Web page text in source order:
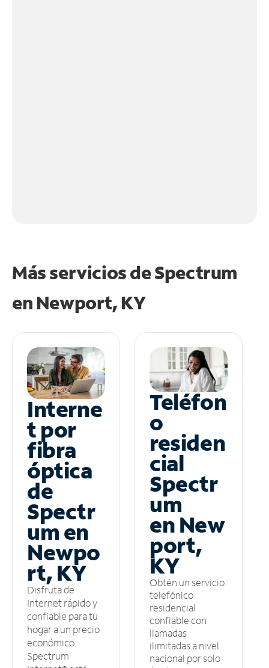
Más servicios de Spectrum
en Newport, KY
Interne
t por
fibra
óptica
de
Spectr
um en
Newpo
rt, KY
Disfruta de
Internet rápido y
confiable para tu
hogar a un precio
económico.
Spectrum
Teléfon
o
residen
cial
Spectr
um
en New
port,
KY
Obtén un servicio
telefónico
residencial
confiable con
llamadas
ilimitadas a nivel
nacional por solo